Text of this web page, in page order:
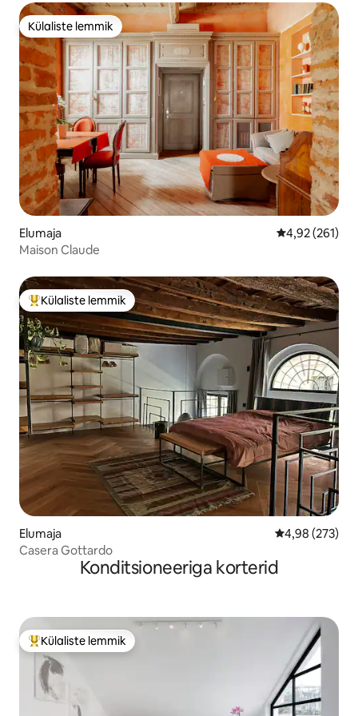
Külaliste lemmik
Külaliste lemmik
Elumaja Keskmine
4,92 (261)
Maison Claude
Külaliste suur lemmik
Külaliste lemmik
Elumaja Keskmine
4,98 (273)
Casera Gottardo
Konditsioneeriga korterid
Külaliste suur lemmik
Külaliste lemmik